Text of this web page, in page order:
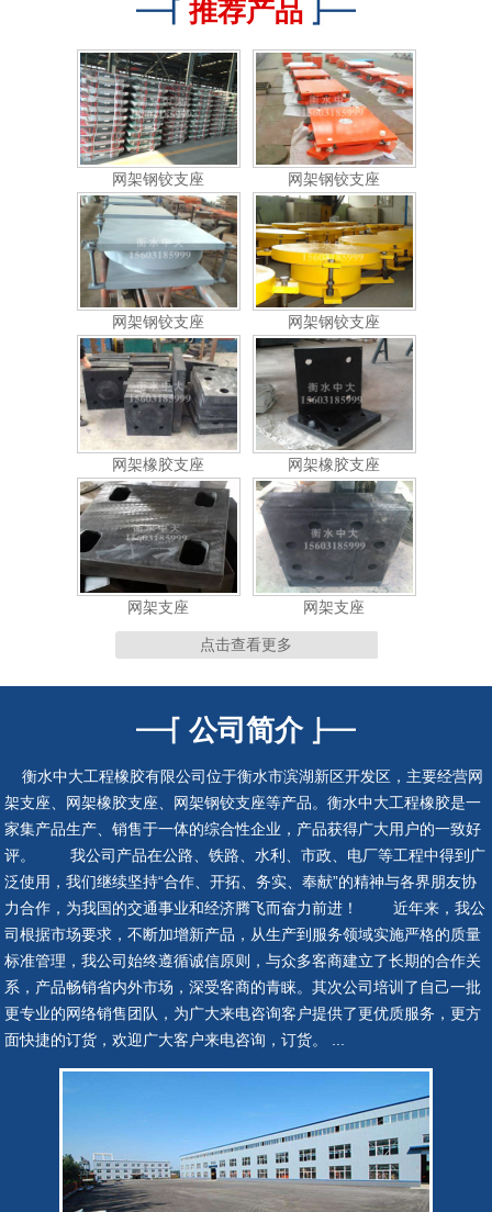
推荐产品
网架钢铰支座 网架钢铰支座
网架橡胶支座 网架橡胶支座
网架支座 网架支座
网架支座 网架支座
连廊支座 连廊支座
隔震支座 抗震支座
网架钢铰支座 网架钢铰支座
网架钢铰支座 网架钢铰支座
点击查看更多
公司简介
衡水中大工程橡胶有限公司位于衡水市滨湖新区开发区，主要经营网
架支座、网架橡胶支座、网架钢铰支座等产品。衡水中大工程橡胶是一
家集产品生产、销售于一体的综合性企业，产品获得广大用户的一致好
评。 我公司产品在公路、铁路、水利、市政、电厂等工程中得到广
泛使用，我们继续坚持“合作、开拓、务实、奉献”的精神与各界朋友协
力合作，为我国的交通事业和经济腾飞而奋力前进！ 近年来，我公
司根据市场要求，不断加增新产品，从生产到服务领域实施严格的质量
标准管理，我公司始终遵循诚信原则，与众多客商建立了长期的合作关
系，产品畅销省内外市场，深受客商的青睐。其次公司培训了自己一批
更专业的网络销售团队，为广大来电咨询客户提供了更优质服务，更方
面快捷的订货，欢迎广大客户来电咨询，订货。 ...